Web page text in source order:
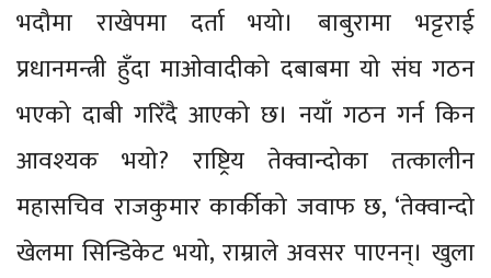
भदौमा राखेपमा दर्ता भयो। बाबुरामा भट्टराई
प्रधानमन्त्री हुँदा माओवादीको दबाबमा यो संघ गठन
भएको दाबी गरिँदै आएको छ। नयाँ गठन गर्न किन
आवश्यक भयो? राष्ट्रिय तेक्वान्दोका तत्कालीन
महासचिव राजकुमार कार्कीको जवाफ छ, ‘तेक्वान्दो
खेलमा सिन्डिकेट भयो, राम्राले अवसर पाएनन्। खुला